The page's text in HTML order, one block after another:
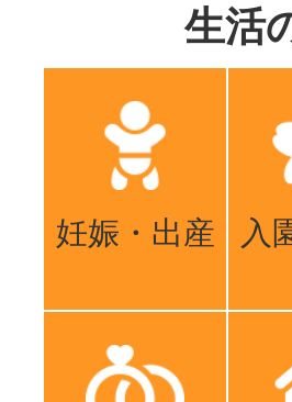
生活
妊娠・出産 入